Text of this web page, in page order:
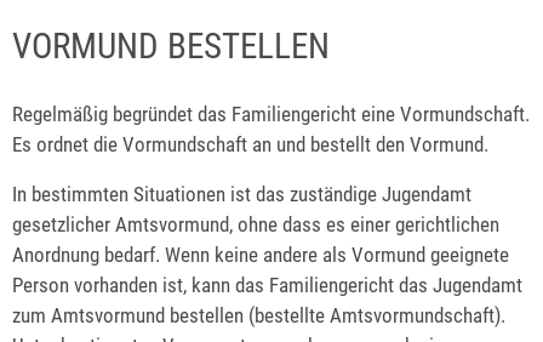
VORMUND BESTELLEN
Regelmäßig begründet das Familiengericht eine Vormundschaft.
Es ordnet die Vormundschaft an und bestellt den Vormund.
In bestimmten Situationen ist das zuständige Jugendamt
gesetzlicher Amtsvormund, ohne dass es einer gerichtlichen
Anordnung bedarf. Wenn keine andere als Vormund geeignete
Person vorhanden ist, kann das Familiengericht das Jugendamt
zum Amtsvormund bestellen (bestellte Amtsvormundschaft).